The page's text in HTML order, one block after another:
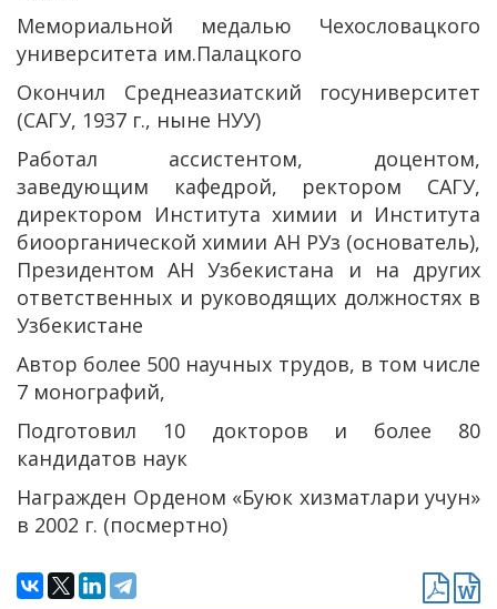
Мемориальной медалью Чехословацкого
университета им.Палацкого
Окончил Среднеазиатский госуниверситет
(САГУ, 1937 г., ныне НУУ)
Работал ассистентом, доцентом,
заведующим кафедрой, ректором САГУ,
директором Института химии и Института
биоорганической химии АН РУз (основатель),
Президентом АН Узбекистана и на других
ответственных и руководящих должностях в
Узбекистане
Автор более 500 научных трудов, в том числе
7 монографий,
Подготовил 10 докторов и более 80
кандидатов наук
Награжден Орденом «Буюк хизматлари учун»
в 2002 г. (посмертно)